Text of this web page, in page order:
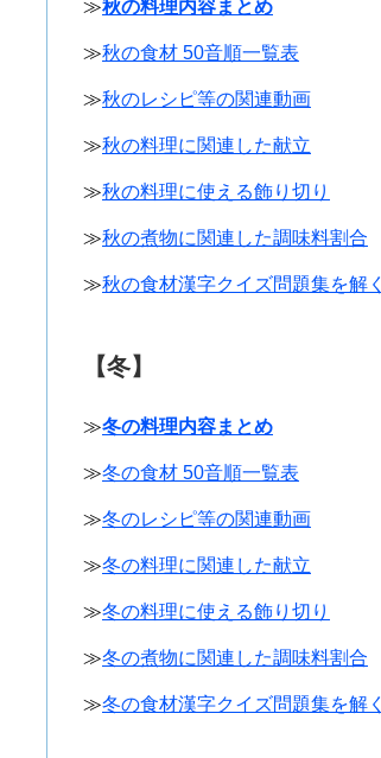
≫秋の料理内容まとめ
≫秋の食材 50音順一覧表
≫秋のレシピ等の関連動画
≫秋の料理に関連した献立
≫秋の料理に使える飾り切り
≫秋の煮物に関連した調味料割合
≫秋の食材漢字クイズ問題集を解く
【冬】
≫冬の料理内容まとめ
≫冬の食材 50音順一覧表
≫冬のレシピ等の関連動画
≫冬の料理に関連した献立
≫冬の料理に使える飾り切り
≫冬の煮物に関連した調味料割合
≫冬の食材漢字クイズ問題集を解く